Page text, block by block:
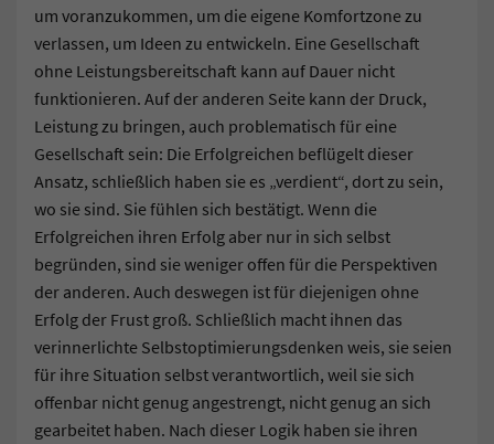
um voranzukommen, um die eigene Komfortzone zu
verlassen, um Ideen zu entwickeln. Eine Gesellschaft
ohne Leistungsbereitschaft kann auf Dauer nicht
funktionieren. Auf der anderen Seite kann der Druck,
Leistung zu bringen, auch problematisch für eine
Gesellschaft sein: Die Erfolgreichen beflügelt dieser
Ansatz, schließlich haben sie es „verdient“, dort zu sein,
wo sie sind. Sie fühlen sich bestätigt. Wenn die
Erfolgreichen ihren Erfolg aber nur in sich selbst
begründen, sind sie weniger offen für die Perspektiven
der anderen. Auch deswegen ist für diejenigen ohne
Erfolg der Frust groß. Schließlich macht ihnen das
verinnerlichte Selbstoptimierungsdenken weis, sie seien
für ihre Situation selbst verantwortlich, weil sie sich
offenbar nicht genug angestrengt, nicht genug an sich
gearbeitet haben. Nach dieser Logik haben sie ihren